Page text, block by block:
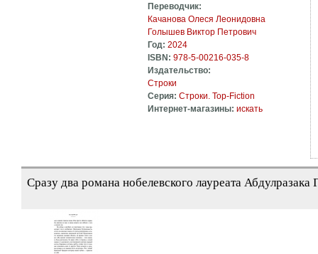
Переводчик:
Качанова Олеся Леонидовна
Голышев Виктор Петрович
Год: 2024
ISBN: 978-5-00216-035-8
Издательство:
Строки
Серия: Строки. Top-Fiction
Интернет-магазины: искать
Сразу два романа нобелевского лауреата